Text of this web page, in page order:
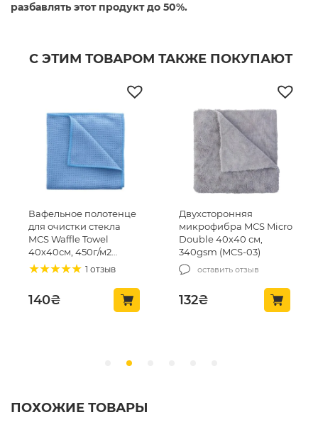
разбавлять этот продукт до 50%.
С ЭТИМ ТОВАРОМ ТАКЖЕ ПОКУПАЮТ
Вафельное полотенце
для очистки стекла
MCS Waffle Towel
40х40см, 450г/м2
(MCS24)
1 отзыв
140₴
Двухсторонняя
микрофибра MCS Micro
Double 40х40 см,
340gsm (MCS-03)
оставить отзыв
132₴
ПОХОЖИЕ ТОВАРЫ